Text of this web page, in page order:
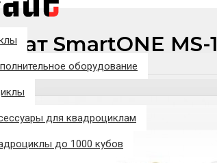
оборудование
для квадроциклам
до 1000 кубов
SmartONE MS-1